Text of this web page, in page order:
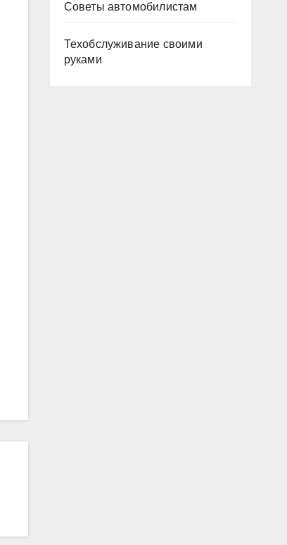
Советы автомобилистам
Техобслуживание своими
руками